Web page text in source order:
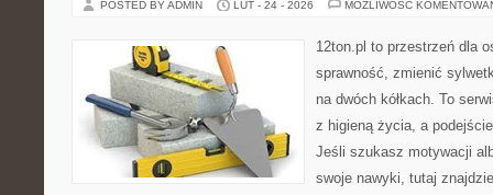
POSTED BY ADMIN LUT - 24 - 2026 MOŻLIWOŚĆ
12ton.pl to przestrzeń dla
sprawność, zmienić
na dwóch kółkach. To
z higieną życia, a
Jeśli szukasz motywacji
swoje nawyki, tutaj